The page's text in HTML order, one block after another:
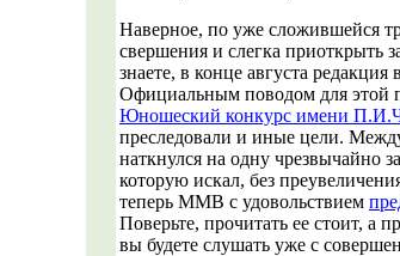
Наверное, по уже сложившейся
свершения и слегка приоткрыть
знаете, в конце августа
Официальным поводом для этой
Юношеский конкурс имени
преследовали и иные цели.
наткнулся на одну чрезвычайно
которую искал, без
теперь ММВ с удовольствием
Поверьте, прочитать ее стоит,
вы будете слушать уже с